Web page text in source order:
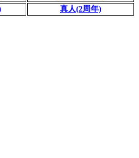
真人(2周年)